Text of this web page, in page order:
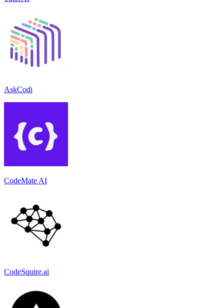
AskCodi
CodeMate AI
CodeSquire.ai